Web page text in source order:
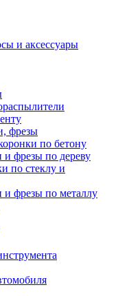
и аксессуары
фрезы
по бетону
и фрезы по дереву
по стеклу и
и фрезы по металлу